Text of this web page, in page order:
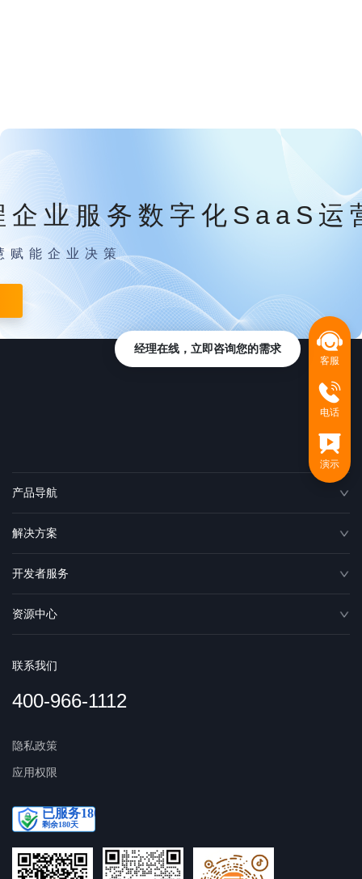
企业服务数字化SaaS运
赋能企业决策
产品导航
解决方案
开发者服务
资源中心
联系我们
400-966-1112
隐私政策
应用权限
客服
电话
演示
经理在线，立即咨询您的需求